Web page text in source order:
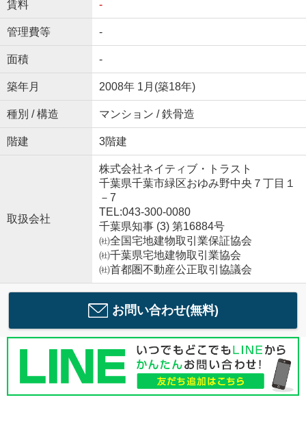
賃料 -
管理費等 -
面積 -
築年月 2008年 1月(築18年)
種別 / 構造 マンション / 鉄骨造
階建 3階建
取扱会社
株式会社ネイティブ・トラスト
千葉県千葉市緑区おゆみ野中央７丁目１
－7
TEL:043-300-0080
千葉県知事 (3) 第16884号
㈳全国宅地建物取引業保証協会
㈳千葉県宅地建物取引業協会
㈳首都圏不動産公正取引協議会
お問い合わせ(無料)